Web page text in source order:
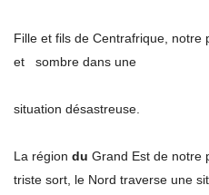
Fille et fils de Centrafrique, notre
et sombre dans une
situation désastreuse.
La région du Grand Est de notre
triste sort, le Nord traverse une